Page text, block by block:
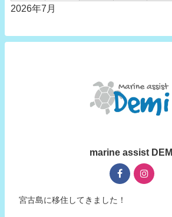
2026年7月
marine assist DEMI
宮古島に移住してきました！